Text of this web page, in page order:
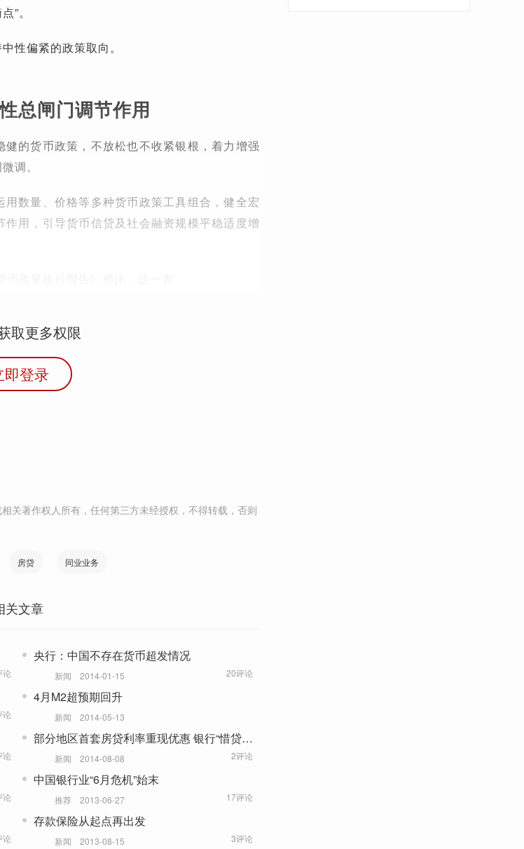
”。
性偏紧的政策取向。
总闸门调节作用
的货币政策，不放松也不收紧银根，着力增强
调。
数量、价格等多种货币政策工具组合，健全宏
用，引导货币信贷及社会融资规模平稳适度增
取更多权限
即登录
关著作权人所有，任何第三方未经授权，不得转载，否则
房贷 同业业务
关文章
论
央行：中国不存在货币超发情况
新闻 2014-01-15 20评论
论
4月M2超预期回升
新闻 2014-05-13
论
部分地区首套房贷利率重现优惠 银行“惜贷”
仍是主流
新闻 2014-08-08 2评论
论
中国银行业“6月危机”始末
推荐 2013-06-27 17评论
论
存款保险从起点再出发
新闻 2013-08-15 3评论